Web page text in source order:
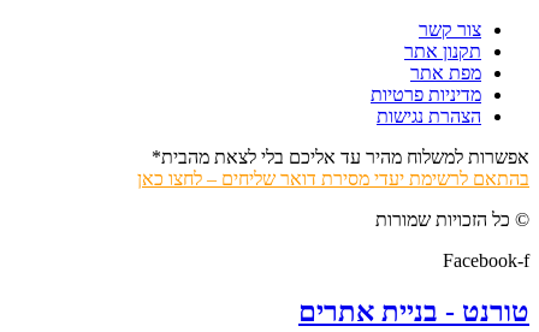
צור קשר
תקנון אתר
מפת אתר
מדיניות פרטיות
הצהרת נגישות
אפשרות למשלוח מהיר עד אליכם בלי לצאת מהבית*
בהתאם לרשימת יעדי מסירת דואר שליחים – לחצו כאן
© כל הזכויות שמורות
Facebook-f
טורנט - בניית אתרים